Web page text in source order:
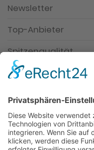
Newsletter
Top-Anbieter
Spitzenqualität
Kompetente
Partner
* Alle Preise inkl.